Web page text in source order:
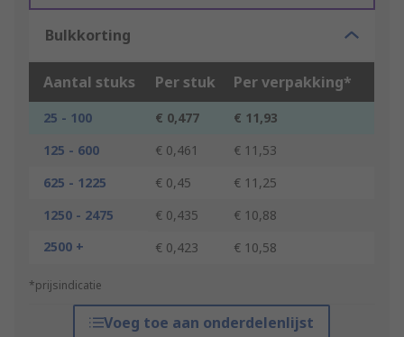
Bulkkorting
Aantal stuks Per stuk Per verpakking*
25 - 100 € 0,477
€ 11,93
125 - 600
€ 0,461
€ 11,53
625 - 1225
€ 0,45
€ 11,25
1250 - 2475
€ 0,435
€ 10,88
2500 +
€ 0,423 € 10,58
*prijsindicatie
Voeg toe aan onderdelenlijst